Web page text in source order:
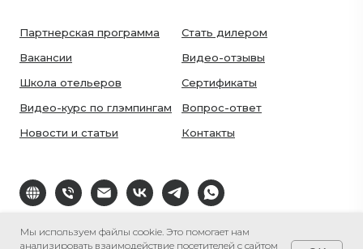
Мы используем файлы cookie. Это помогает нам
анализировать взаимодействие посетителей с сайтом
Партнерская программа
Вакансии
Школа отельеров
Видео-курс по глэмпингам
Новости и статьи
Стать дилером
Видео-отзывы
Сертификаты
Вопрос-ответ
Контакты